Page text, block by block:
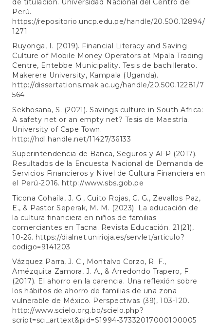
Perú.
https://repositorio.uncp.edu.pe/handle/20.500.12894/
1271
Ruyonga, I. (2019). Financial Literacy and Saving
Culture of Mobile Money Operators at Mpala Trading
Centre, Entebbe Municipality. Tesis de bachillerato.
Makerere University, Kampala (Uganda).
http://dissertations.mak.ac.ug/handle/20.500.12281/7
564
Sekhosana, S. (2021). Savings culture in South Africa:
A safety net or an empty net? Tesis de Maestría.
University of Cape Town.
http://hdl.handle.net/11427/36133
Superintendencia de Banca, Seguros y AFP (2017).
Resultados de la Encuesta Nacional de Demanda de
Servicios Financieros y Nivel de Cultura Financiera en
el Perú-2016. http://www.sbs.gob.pe
Ticona Cohaíla, J. G., Cuito Rojas, C. G., Zevallos Paz,
E., & Pastor Seperak, M. M. (2023). La educación de
la cultura financiera en niños de familias
comerciantes en Tacna. Revista Educación. 21(21),
10-26. https://dialnet.unirioja.es/servlet/articulo?
codigo=9141203
Vázquez Parra, J. C., Montalvo Corzo, R. F.,
Amézquita Zamora, J. A., & Arredondo Trapero, F.
(2017). El ahorro en la carencia. Una reflexión sobre
los hábitos de ahorro de familias de una zona
vulnerable de México. Perspectivas (39), 103-120.
http://www.scielo.org.bo/scielo.php?
script=sci_arttext&pid=S1994-37332017000100005